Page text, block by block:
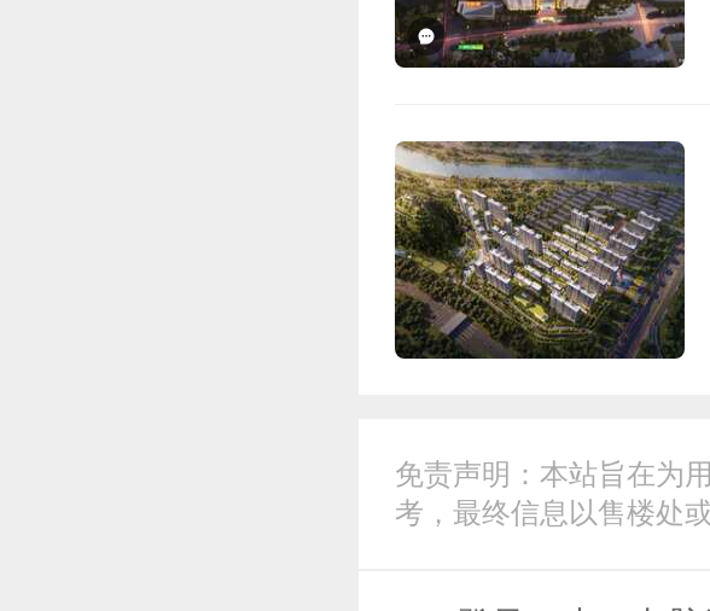
免责声明：本站旨在为
考，最终信息以售楼处